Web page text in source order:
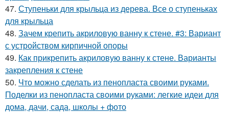
47. Ступеньки для крыльца из дерева. Все о ступеньках
для крыльца
48. Зачем крепить акриловую ванну к стене. #3: Вариант
с устройством кирпичной опоры
49. Как прикрепить акриловую ванну к стене. Варианты
закрепления к стене
50. Что можно сделать из пенопласта своими руками.
Поделки из пенопласта своими руками: легкие идеи для
дома, дачи, сада, школы + фото